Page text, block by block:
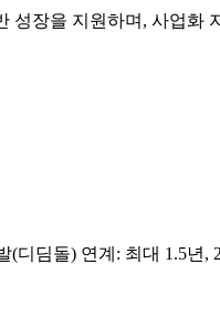
성장을 지원하며, 사업화
딤돌) 연계: 최대 1.5년